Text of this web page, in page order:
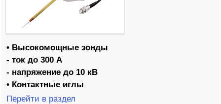
• Высокомощные зонды
- ток до 300 А
- напряжение до 10 кВ
• Контактные иглы
Перейти в раздел